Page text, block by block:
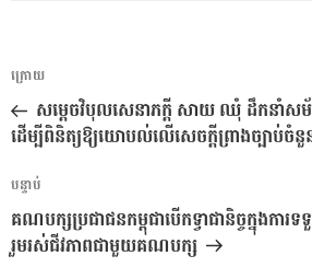
ការ​
នាំទិស​
ប្រកាស
អត្ថបទ
មុន
ក្រោយ
សម្តេចវិបុលសេនាភក្តី សាយ ឈុំ ដឹកនាំសម័
ដើម្បីពិនិត្យឱ្យយោបល់លើសេចក្តីព្រាងច្បាប់ចំ
អត្ថបទ
បន្ទាប់
បន្ទាប់
គណបក្សប្រជាជនកម្ពុជា​បេីកទ្វាជានិច្ចក្នុងក
រួមរស់ជីវភាពជាមួយគណបក្ស